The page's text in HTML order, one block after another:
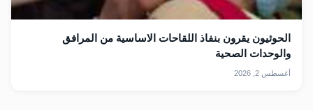
الحوثيون يقرون بنفاذ اللقاحات الاساسية من المرافق
والوحدات الصحية
أغسطس 2, 2026